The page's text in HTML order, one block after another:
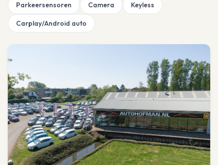
Parkeersensoren Camera Keyless
Carplay/Android auto